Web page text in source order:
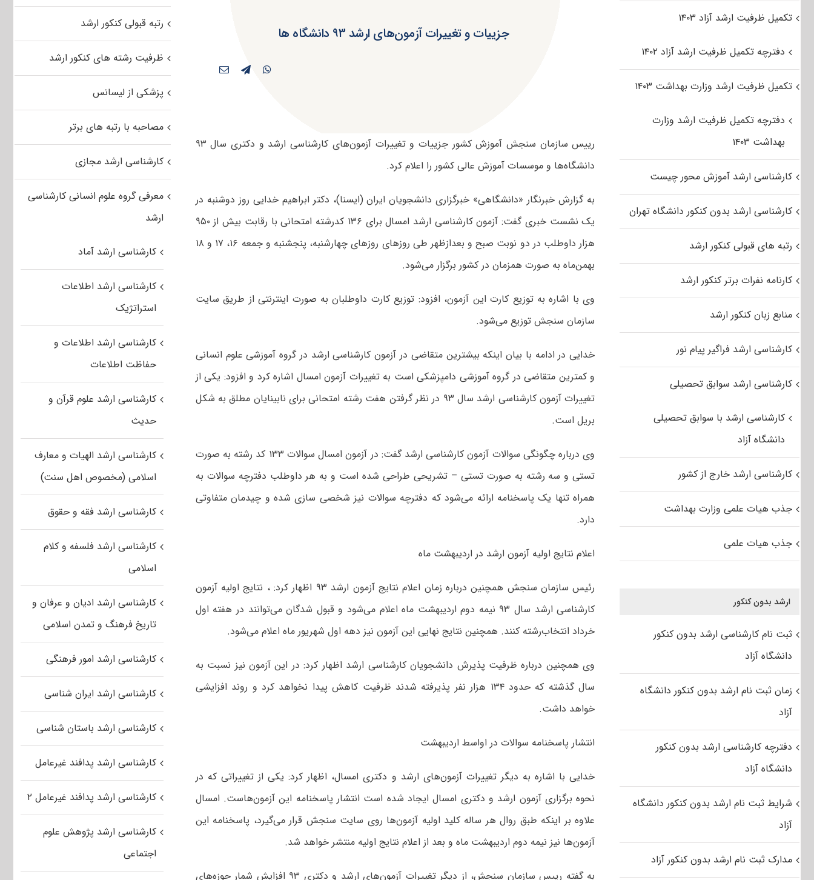
جزییات و تغییرات آزمون‌های ارشد ۹۳ دانشگاه ها
رییس سازمان سنجش آموزش کشور جزییات و تغییرات آزمون‌های کارشناسی ارشد و دکتری سال ۹۳
دانشگاه‌ها و موسسات آموزش عالی کشور را اعلام کرد.
به گزارش خبرنگار «دانشگاهی» خبرگزاری دانشجویان ایران (ایسنا)، دکتر ابراهیم خدایی روز دوشنبه در
یک نشست خبری گفت: آزمون کارشناسی ارشد امسال برای ‌۱۳۶ کدرشته‌ امتحانی‌ با رقابت بیش از ۹۵۰
هزار داوطلب در دو نوبت صبح و بعدازظهر طی روزهای روزهای چهارشنبه، پنجشنبه و جمعه‌ ۱۶، ۱۷ و ۱۸
بهمن‌ماه به صورت همزمان در کشور برگزار می‌شود.
وی با اشاره به توزیع کارت این آزمون، افزود: توزیع کارت داوطلبان به صورت اینترنتی از طریق سایت
سازمان سنجش توزیع می‌شود.
خدایی در ادامه با بیان اینکه بیشترین متقاضی در آزمون کارشناسی ارشد در گروه آموزشی علوم انسانی
و کمترین متقاضی در گروه آموزشی دامپزشکی است به تغییرات آزمون امسال اشاره کرد و افزود: یکی از
تغییرات آزمون کارشناسی ارشد سال ۹۳ در نظر گرفتن هفت رشته امتحانی برای نابینایان مطلق به شکل
بریل است.
وی درباره چگونگی سوالات آزمون کارشناسی ارشد گفت: در آزمون امسال سوالات ۱۳۳ کد رشته به صورت
تستی و سه رشته به صورت تستی – تشریحی طراحی شده است و به هر داوطلب دفترچه سوالات به
همراه تنها یک پاسخنامه ارائه می‌شود که دفترچه سوالات نیز شخصی سازی شده و چیدمان متفاوتی
دارد.
اعلام نتایج اولیه آزمون ارشد در اردیبهشت ماه
رئیس سازمان سنجش همچنین درباره زمان اعلام نتایج آزمون ارشد ۹۳ اظهار کرد: ، نتایج اولیه آزمون
کارشناسی ارشد سال ۹۳ نیمه دوم اردیبهشت ماه اعلام می‌شود و قبول شدگان می‌توانند در هفته اول
خرداد انتخاب‌رشته کنند. همچنین نتایج نهایی این آزمون نیز دهه اول شهریور ماه اعلام می‌شود.
وی همچنین درباره ظرفیت پذیرش دانشجویان کارشناسی ارشد اظهار کرد: در این آزمون نیز نسبت به
سال گذشته که حدود ۱۳۴ هزار نفر پذیرفته شدند ظرفیت کاهش پیدا نخواهد کرد و روند افزایشی
خواهد داشت.
انتشار پاسخنامه سوالات در اواسط اردیبهشت
خدایی با اشاره به دیگر تغییرات آزمون‌های ارشد و دکتری امسال، اظهار کرد: یکی از تغییراتی که در
نحوه برگزاری آزمون ارشد و دکتری امسال ایجاد شده است انتشار پاسخنامه این آزمون‌هاست. امسال
علاوه بر اینکه طبق روال هر ساله کلید اولیه آزمون‌ها روی سایت سنجش قرار می‌گیرد، پاسخنامه این
آزمون‌ها نیز نیمه دوم اردیبهشت ماه و بعد از اعلام نتایج اولیه منتشر خواهد شد.
به گفته رییس سازمان سنجش، از دیگر تغییرات آزمون‌های ارشد و دکتری ۹۳ افزایش شمار حوزه‌های
رتبه قبولی کنکور ارشد
ظرفیت رشته های کنکور ارشد
پزشکی از لیسانس
مصاحبه با رتبه های برتر
کارشناسی ارشد مجازی
معرفی گروه علوم انسانی کارشناسی
ارشد
کارشناسی ارشد آماد
کارشناسی ارشد اطلاعات
استراتژیک
کارشناسی ارشد اطلاعات و
حفاظت اطلاعات
کارشناسی ارشد علوم قرآن و
حدیث
کارشناسی ارشد الهیات و معارف
اسلامی (مخصوص اهل سنت)
کارشناسی ارشد فقه و حقوق
کارشناسی ارشد فلسفه و کلام
اسلامی
کارشناسی ارشد ادیان و عرفان و
تاریخ فرهنگ و تمدن اسلامی
کارشناسی ارشد امور فرهنگی
کارشناسی ارشد ایران شناسی
کارشناسی ارشد باستان شناسی
کارشناسی ارشد پدافند غیرعامل
کارشناسی ارشد پدافند غیرعامل ۲
کارشناسی ارشد پژوهش علوم
اجتماعی
تکمیل ظرفیت ارشد آزاد ۱۴۰۳
دفترچه تکمیل ظرفیت ارشد آزاد ۱۴۰۲
تکمیل ظرفیت ارشد وزارت بهداشت ۱۴۰۳
دفترچه تکمیل ظرفیت ارشد وزارت
بهداشت ۱۴۰۳
کارشناسی ارشد آموزش محور چیست
کارشناسی ارشد بدون کنکور دانشگاه تهران
رتبه های قبولی کنکور ارشد
کارنامه نفرات برتر کنکور ارشد
منابع زبان کنکور ارشد
کارشناسی ارشد فراگیر پیام نور
کارشناسی ارشد سوابق تحصیلی
کارشناسی ارشد با سوابق تحصیلی
دانشگاه آزاد
کارشناسی ارشد خارج از کشور
جذب هیات علمی وزارت بهداشت
جذب هیات علمی
ارشد بدون کنکور
ثبت نام کارشناسی ارشد بدون کنکور
دانشگاه آزاد
زمان ثبت نام ارشد بدون کنکور دانشگاه
آزاد
دفترچه کارشناسی ارشد بدون کنکور
دانشگاه آزاد
شرایط ثبت نام ارشد بدون کنکور دانشگاه
آزاد
مدارک ثبت نام ارشد بدون کنکور آزاد